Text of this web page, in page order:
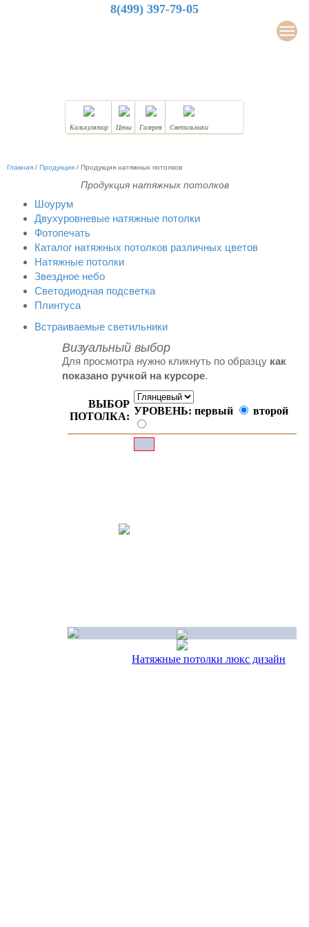
8(499) 397-79-05
Калькулятор Цены Галерея Светильники
Главная / Продукция / Продукция натяжных потолков
Продукция натяжных потолков
Шоурум
Двухуровневые натяжные потолки
Фотопечать
Каталог натяжных потолков различных цветов
Натяжные потолки
Звездное небо
Светодиодная подсветка
Плинтуса
Встраиваемые светильники
Визуальный выбор
Для просмотра нужно кликнуть по образцу как
показано ручкой на курсоре.